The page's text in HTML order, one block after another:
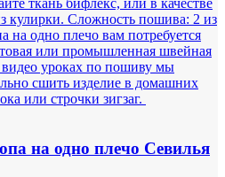
на одно плечо Севилья